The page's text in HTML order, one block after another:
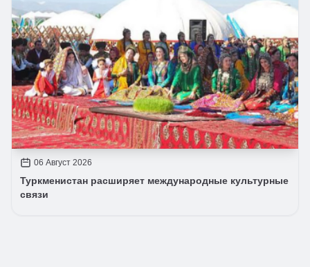
06 Август 2026
Туркменистан расширяет международные культурные
связи